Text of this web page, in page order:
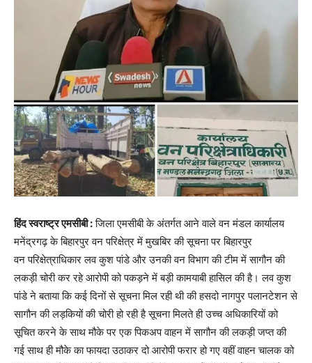
हिंद स्वराष्ट्र एमसीबी :जिला एमसीबी के अंतर्गत आने वाले वन मंडल कार्यालय
मनेंद्रगढ़ के बिहारपुर वन परिक्षेत्र में मुखबिर की सूचना पर बिहारपुर
वन परिक्षेत्राधिकार लव कुश पांडे और उनकी वन विभाग की टीम में सागौन की
लकड़ी चोरी कर रहे आरोपी को पकड़ने में बड़ी कामयाबी हासिल की है। लव कुश
पांडे ने बताया कि कई दिनों से सूचना मिल रही थी की हसदो नागपुर पलानटेशन से
सागौन की लड़कियों की चोरी हो रही है सूचना मिलते ही उच्च अधिकारियों को
सूचित करने के साथ मौके पर एक पिकअप वाहन में सागौन की लकड़ी जप्त की
गई साथ ही मौके का फायदा उठाकर दो आरोपी फरार हो गए वहीं वाहन चालक को